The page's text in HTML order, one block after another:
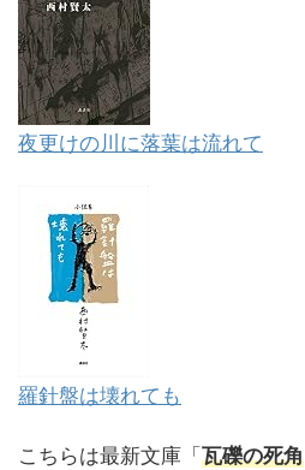
夜更けの川に落葉は流れて
羅針盤は壊れても
こちらは最新文庫「 瓦礫の死角